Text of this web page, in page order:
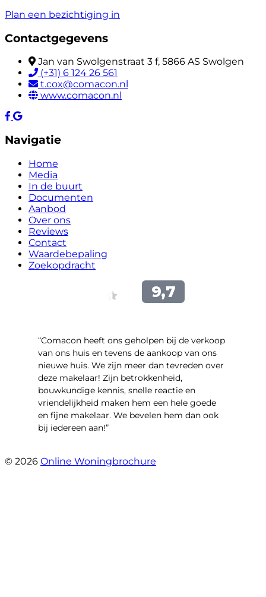
Plan een bezichtiging in
Contactgegevens
Jan van Swolgenstraat 3 f, 5866 AS Swolgen
(+31) 6 124 26 561
t.cox@comacon.nl
www.comacon.nl
Navigatie
Home
Media
In de buurt
Documenten
Aanbod
Over ons
Reviews
Contact
Waardebepaling
Zoekopdracht
“Comacon heeft ons geholpen bij de verkoop
van ons huis en tevens de aankoop van ons
nieuwe huis. We zijn meer dan tevreden over
deze makelaar! Zijn betrokkenheid,
bouwkundige kennis, snelle reactie en
vriendelijkheid maken hem een hele goede
en fijne makelaar. We bevelen hem dan ook
bij iedereen aan!”
© 2026 Online Woningbrochure